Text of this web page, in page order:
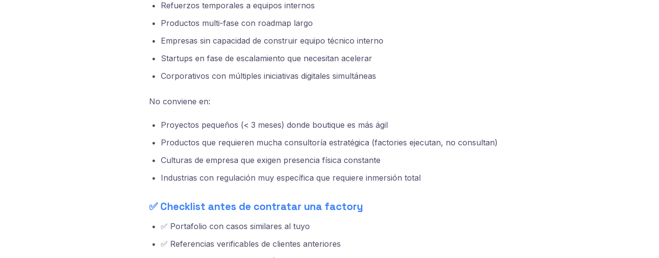
Refuerzos temporales a equipos internos
Productos multi-fase con roadmap largo
Empresas sin capacidad de construir equipo técnico interno
Startups en fase de escalamiento que necesitan acelerar
Corporativos con múltiples iniciativas digitales simultáneas
No conviene en:
Proyectos pequeños (< 3 meses) donde boutique es más ágil
Productos que requieren mucha consultoría estratégica (factories ejecutan, no consultan)
Culturas de empresa que exigen presencia física constante
Industrias con regulación muy específica que requiere inmersión total
✅ Checklist antes de contratar una factory
✅ Portafolio con casos similares al tuyo
✅ Referencias verificables de clientes anteriores